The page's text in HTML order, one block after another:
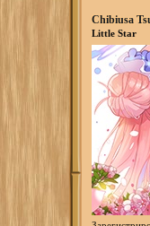
Chibiusa
Little Star